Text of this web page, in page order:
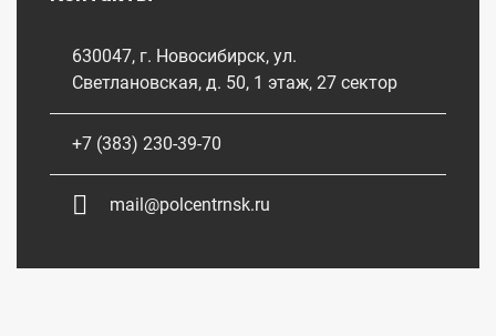
630047, г. Новосибирск, ул.
Светлановская, д. 50, 1 этаж, 27 сектор
+7 (383) 230-39-70
mail@polcentrnsk.ru